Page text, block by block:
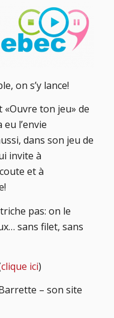
on s’y lance!
«Ouvre ton jeu» de
l’envie
dans son jeu de
invite à
et à
pas: on le
sans filet, sans
clique ici)
– son site